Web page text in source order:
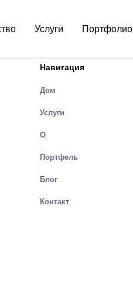
Услуги Портфолио
Навигация
Дом
Услуги
О
Портфель
Блог
Контакт